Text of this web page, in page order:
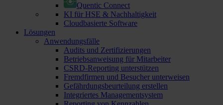
Quentic Connect
KI für HSE & Nachhaltigkeit
Cloudbasierte Software
Lösungen
Anwendungsfälle
Audits und Zertifizierungen
Betriebsanweisung für Mitarbeiter
CSRD-Reporting unterstützen
Fremdfirmen und Besucher unterweisen
Gefährdungsbeurteilung erstellen
Integriertes Managementsystem